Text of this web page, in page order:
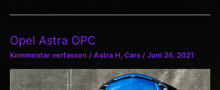
Opel Astra OPC
Kommentar verfassen / Astra H, Cars / Juni 26, 2021